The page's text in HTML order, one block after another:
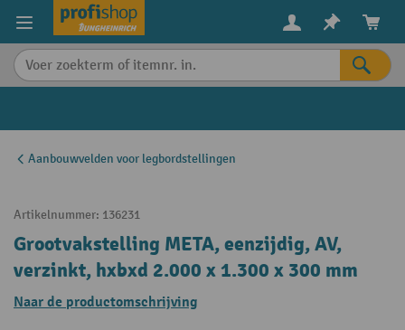
content
Aanbouwvelden voor legbordstellingen
Artikelnummer: 136231
Grootvakstelling META, eenzijdig, AV,
verzinkt, hxbxd 2.000 x 1.300 x 300 mm
Naar de productomschrijving